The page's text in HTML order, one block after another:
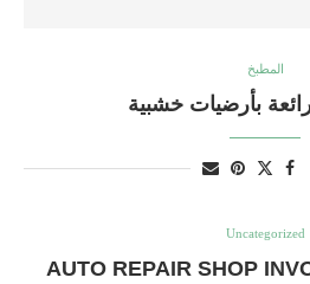
المطبخ
Uncategorized
AUTO REPAIR SHOP